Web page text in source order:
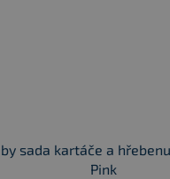
sada kartáče a
Pink